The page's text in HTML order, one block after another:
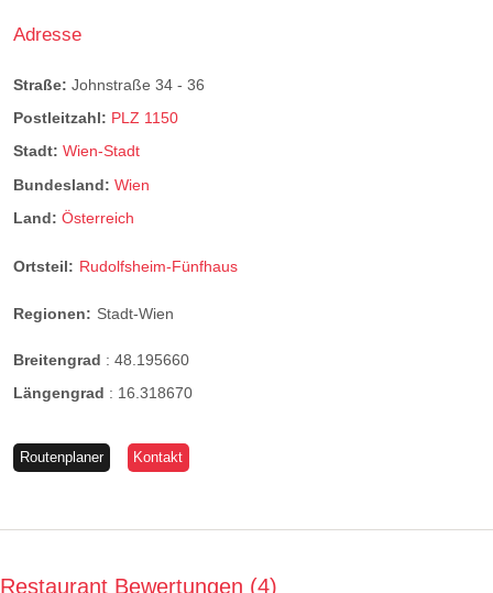
Adresse
Straße: Johnstraße 34 - 36
Postleitzahl: PLZ 1150
Stadt: Wien-Stadt
Bundesland: Wien
Land: Österreich
Ortsteil: Rudolfsheim-Fünfhaus
Regionen: Stadt-Wien
Breitengrad : 48.195660
Längengrad : 16.318670
Routenplaner Kontakt
Restaurant Bewertungen 4